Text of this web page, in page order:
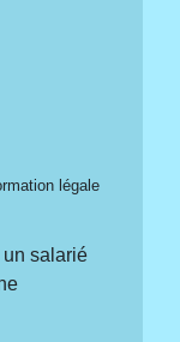
légale
un salarié